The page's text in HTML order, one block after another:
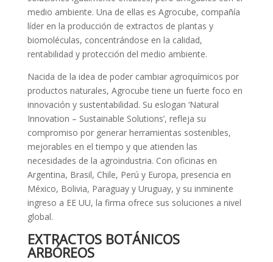
medio ambiente. Una de ellas es Agrocube, compañía
líder en la producción de extractos de plantas y
biomoléculas, concentrándose en la calidad,
rentabilidad y protección del medio ambiente.
Nacida de la idea de poder cambiar agroquímicos por
productos naturales, Agrocube tiene un fuerte foco en
innovación y sustentabilidad. Su eslogan ‘Natural
Innovation – Sustainable Solutions’, refleja su
compromiso por generar herramientas sostenibles,
mejorables en el tiempo y que atienden las
necesidades de la agroindustria. Con oficinas en
Argentina, Brasil, Chile, Perú y Europa, presencia en
México, Bolivia, Paraguay y Uruguay, y su inminente
ingreso a EE UU, la firma ofrece sus soluciones a nivel
global.
EXTRACTOS BOTÁNICOS
ARBÓREOS